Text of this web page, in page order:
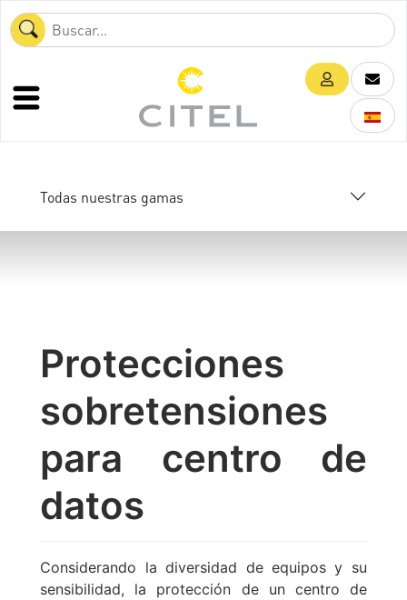
Todas nuestras gamas
Protecciones
sobretensiones
para centro de
datos
Considerando la diversidad de equipos y su
sensibilidad, la protección de un centro de